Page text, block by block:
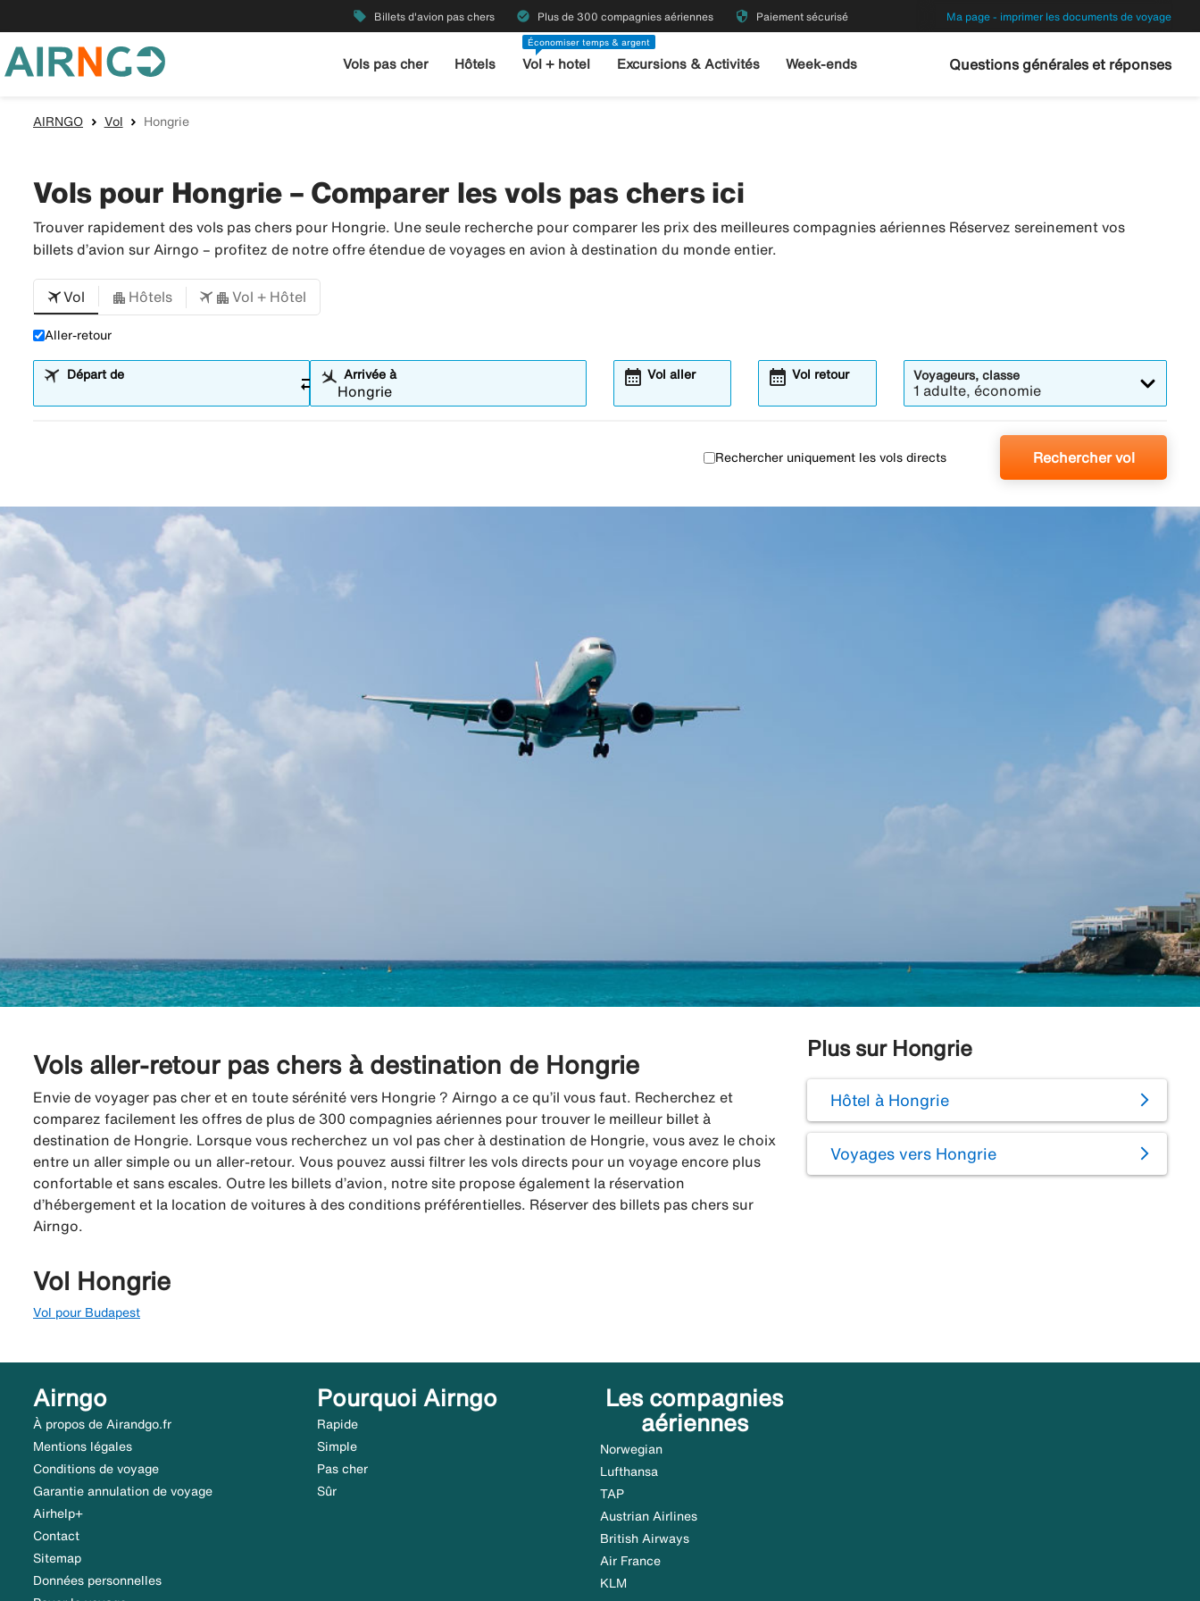
local_offer Billets d'avion pas chers check_circle Plus de 300 compagnies aériennes security Paiement sécurisé Ma page - imprimer les documents de voyage
Vols pas cher Hôtels
Économiser temps & argent
Vol + hotel Excursions & Activités Week-ends Questions générales et réponses
AIRNGO Vol Hongrie
Vols pour Hongrie – Comparer les vols pas chers ici
Trouver rapidement des vols pas chers pour Hongrie. Une seule recherche pour comparer les prix des meilleures compagnies aériennes Réservez sereinement vos
billets d’avion sur Airngo – profitez de notre offre étendue de voyages en avion à destination du monde entier.
Vol Hôtels Vol + Hôtel
Aller-retour
Départ de sync_alt Arrivée à Vol aller
calendar_month Vol retour
calendar_month Voyageurs, classe
1 adulte, économie
Rechercher uniquement les vols directs Rechercher vol
Vols aller-retour pas chers à destination de Hongrie
Envie de voyager pas cher et en toute sérénité vers Hongrie ? Airngo a ce qu’il vous faut. Recherchez et
comparez facilement les offres de plus de 300 compagnies aériennes pour trouver le meilleur billet à
destination de Hongrie. Lorsque vous recherchez un vol pas cher à destination de Hongrie, vous avez le choix
entre un aller simple ou un aller-retour. Vous pouvez aussi filtrer les vols directs pour un voyage encore plus
confortable et sans escales. Outre les billets d’avion, notre site propose également la réservation
d’hébergement et la location de voitures à des conditions préférentielles. Réserver des billets pas chers sur
Airngo.
Plus sur Hongrie
Hôtel à Hongrie
Voyages vers Hongrie
Vol Hongrie
Vol pour Budapest
Airngo
À propos de Airandgo.fr
Mentions légales
Conditions de voyage
Garantie annulation de voyage
Airhelp+
Contact
Sitemap
Données personnelles
Pourquoi Airngo
Rapide
Simple
Pas cher
Sûr
Les compagnies
aériennes
Norwegian
Lufthansa
TAP
Austrian Airlines
British Airways
Air France
KLM